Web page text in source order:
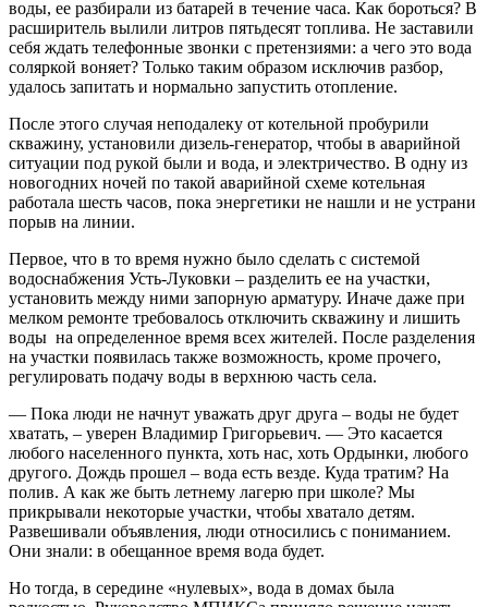
воды, ее разбирали из батарей в течение часа. Как бороться? В
расширитель вылили литров пятьдесят топлива. Не заставили
себя ждать телефонные звонки с претензиями: а чего это вода
соляркой воняет? Только таким образом исключив разбор,
удалось запитать и нормально запустить отопление.
После этого случая неподалеку от котельной пробурили
скважину, установили дизель-генератор, чтобы в аварийной
ситуации под рукой были и вода, и электричество. В одну из
новогодних ночей по такой аварийной схеме котельная
работала шесть часов, пока энергетики не нашли и не устрани
порыв на линии.
Первое, что в то время нужно было сделать с системой
водоснабжения Усть-Луковки – разделить ее на участки,
установить между ними запорную арматуру. Иначе даже при
мелком ремонте требовалось отключить скважину и лишить
воды на определенное время всех жителей. После разделения
на участки появилась также возможность, кроме прочего,
регулировать подачу воды в верхнюю часть села.
— Пока люди не начнут уважать друг друга – воды не будет
хватать, – уверен Владимир Григорьевич. — Это касается
любого населенного пункта, хоть нас, хоть Ордынки, любого
другого. Дождь прошел – вода есть везде. Куда тратим? На
полив. А как же быть летнему лагерю при школе? Мы
прикрывали некоторые участки, чтобы хватало детям.
Развешивали объявления, люди относились с пониманием.
Они знали: в обещанное время вода будет.
Но тогда, в середине «нулевых», вода в домах была